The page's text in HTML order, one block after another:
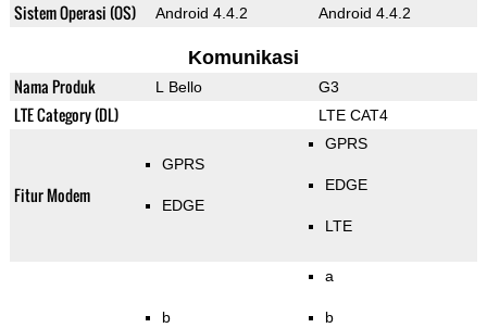
Sistem Operasi (OS) Android 4.4.2 Android 4.4.2
Komunikasi
Nama Produk L Bello G3
LTE Category (DL) LTE CAT4
Fitur Modem
GPRS
EDGE
GPRS
EDGE
LTE
b
a
b